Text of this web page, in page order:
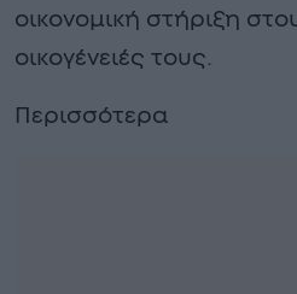
οικονομική στήριξη
οικογένειές τους.
Περισσότερα